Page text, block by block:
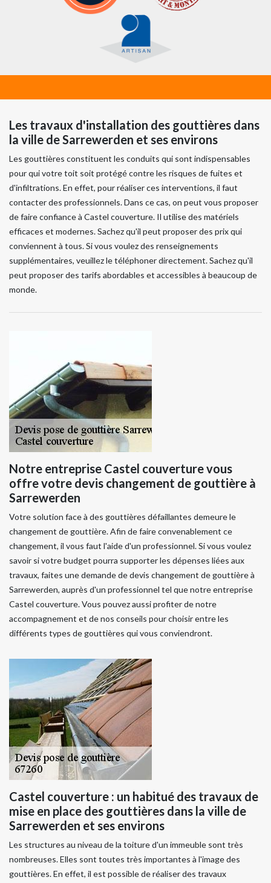
Les travaux d'installation des gouttières dans
la ville de Sarrewerden et ses environs
Les gouttières constituent les conduits qui sont indispensables
pour qui votre toit soit protégé contre les risques de fuites et
d'infiltrations. En effet, pour réaliser ces interventions, il faut
contacter des professionnels. Dans ce cas, on peut vous proposer
de faire confiance à Castel couverture. Il utilise des matériels
efficaces et modernes. Sachez qu'il peut proposer des prix qui
conviennent à tous. Si vous voulez des renseignements
supplémentaires, veuillez le téléphoner directement. Sachez qu'il
peut proposer des tarifs abordables et accessibles à beaucoup de
monde.
Notre entreprise Castel couverture vous
offre votre devis changement de gouttière à
Sarrewerden
Votre solution face à des gouttières défaillantes demeure le
changement de gouttière. Afin de faire convenablement ce
changement, il vous faut l'aide d'un professionnel. Si vous voulez
savoir si votre budget pourra supporter les dépenses liées aux
travaux, faites une demande de devis changement de gouttière à
Sarrewerden, auprès d'un professionnel tel que notre entreprise
Castel couverture. Vous pouvez aussi profiter de notre
accompagnement et de nos conseils pour choisir entre les
différents types de gouttières qui vous conviendront.
Castel couverture : un habitué des travaux de
mise en place des gouttières dans la ville de
Sarrewerden et ses environs
Les structures au niveau de la toiture d'un immeuble sont très
nombreuses. Elles sont toutes très importantes à l'image des
gouttières. En effet, il est possible de réaliser des travaux